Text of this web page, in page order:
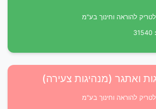
להוראה וחינוך בע"מ
ואתגר (מנהיגות צעירה)
להוראה וחינוך בע"מ